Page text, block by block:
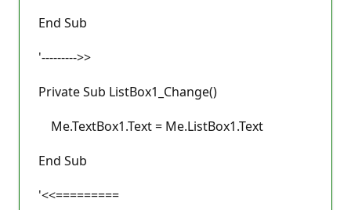
End Sub
'--------->>
Private Sub ListBox1_Change()
Me.TextBox1.Text = Me.ListBox1.Text
End Sub
'<<=========